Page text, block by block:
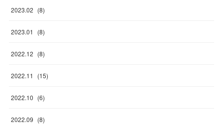
2023.02 (8)
2023.01 (8)
2022.12 (8)
2022.11 (15)
2022.10 (6)
2022.09 (8)